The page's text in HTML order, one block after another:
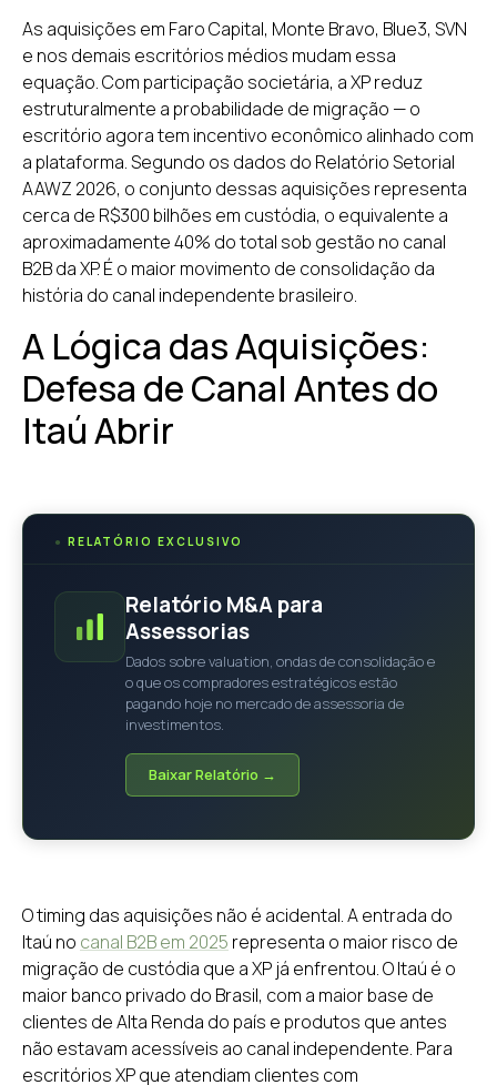
As aquisições em Faro Capital, Monte Bravo, Blue3, SVN
e nos demais escritórios médios mudam essa
equação. Com participação societária, a XP reduz
estruturalmente a probabilidade de migração — o
escritório agora tem incentivo econômico alinhado com
a plataforma. Segundo os dados do Relatório Setorial
AAWZ 2026, o conjunto dessas aquisições representa
cerca de R$300 bilhões em custódia, o equivalente a
aproximadamente 40% do total sob gestão no canal
B2B da XP. É o maior movimento de consolidação da
história do canal independente brasileiro.
A Lógica das Aquisições:
Defesa de Canal Antes do
Itaú Abrir
● RELATÓRIO EXCLUSIVO
Relatório M&A para
Assessorias
Dados sobre valuation, ondas de consolidação e
o que os compradores estratégicos estão
pagando hoje no mercado de assessoria de
investimentos.
Baixar Relatório →
O timing das aquisições não é acidental. A entrada do
Itaú no canal B2B em 2025 representa o maior risco de
migração de custódia que a XP já enfrentou. O Itaú é o
maior banco privado do Brasil, com a maior base de
clientes de Alta Renda do país e produtos que antes
não estavam acessíveis ao canal independente. Para
escritórios XP que atendiam clientes com